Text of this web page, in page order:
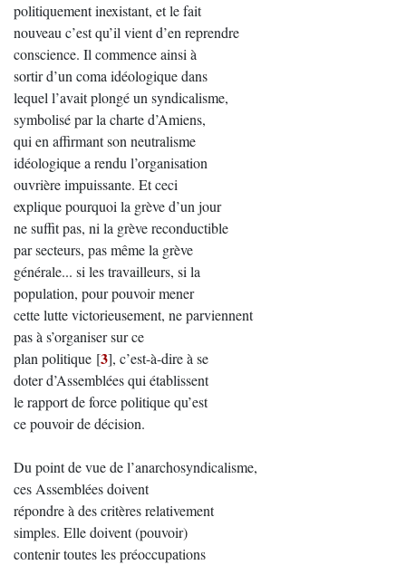
politiquement inexistant, et le fait
nouveau c’est qu’il vient d’en reprendre
conscience. Il commence ainsi à
sortir d’un coma idéologique dans
lequel l’avait plongé un syndicalisme,
symbolisé par la charte d’Amiens,
qui en affirmant son neutralisme
idéologique a rendu l’organisation
ouvrière impuissante. Et ceci
explique pourquoi la grève d’un jour
ne suffit pas, ni la grève reconductible
par secteurs, pas même la grève
générale... si les travailleurs, si la
population, pour pouvoir mener
cette lutte victorieusement, ne parviennent
pas à s’organiser sur ce
plan politique [3], c’est-à-dire à se
doter d’Assemblées qui établissent
le rapport de force politique qu’est
ce pouvoir de décision.
Du point de vue de l’anarchosyndicalisme,
ces Assemblées doivent
répondre à des critères relativement
simples. Elle doivent (pouvoir)
contenir toutes les préoccupations